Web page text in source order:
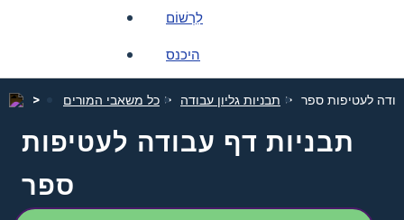
לִרְשׁוֹם
היכנס
כל משאבי המורים תבניות גליון עבודה לעטיפות ספר
תבניות דף עבודה לעטיפות
ספר